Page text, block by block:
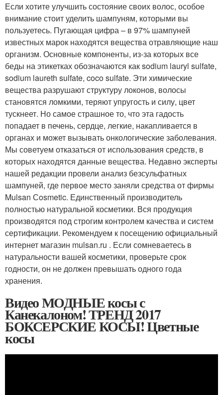
Если хотите улучшить состояние своих волос, особое
внимание стоит уделить шампуням, которыми вы
пользуетесь. Пугающая цифра – в 97% шампуней
известных марок находятся вещества отравляющие наш
организм. Основные компоненты, из-за которых все
беды на этикетках обозначаются как sodium lauryl sulfate,
sodium laureth sulfate, coco sulfate. Эти химические
вещества разрушают структуру локонов, волосы
становятся ломкими, теряют упругость и силу, цвет
тускнеет. Но самое страшное то, что эта гадость
попадает в печень, сердце, легкие, накапливается в
органах и может вызывать онкологические заболевания.
Мы советуем отказаться от использования средств, в
которых находятся данные вещества. Недавно эксперты
нашей редакции провели анализ безсульфатных
шампуней, где первое место заняли средства от фирмы
Mulsan Сosmetic. Единственный производитель
полностью натуральной косметики. Вся продукция
производятся под строгим контролем качества и систем
сертификации. Рекомендуем к посещению официальный
интернет магазин mulsan.ru . Если сомневаетесь в
натуральности вашей косметики, проверьте срок
годности, он не должен превышать одного года
хранения.
Видео МОДНЫЕ косы с
Канекалоном! ТРЕНД 2017
БОКСЕРСКИЕ КОСЫ! Цветные
косы